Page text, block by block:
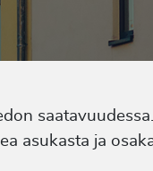
saatavuudessa.
asukasta ja